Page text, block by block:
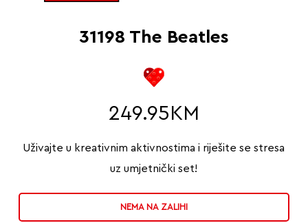
31198 The Beatles
249.95 KM
Uživajte u kreativnim aktivnostima i riješite se stresa
uz umjetnički set!
NEMA NA ZALIHI